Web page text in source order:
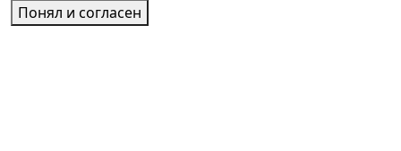
Понял и согласен